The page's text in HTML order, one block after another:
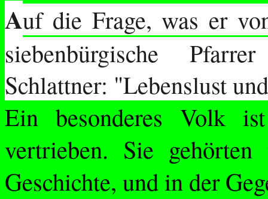
Auf die Frage, was er
siebenbürgische
Schlattner: "Lebenslust
Ein besonderes Volk
vertrieben. Sie
Geschichte, und in der